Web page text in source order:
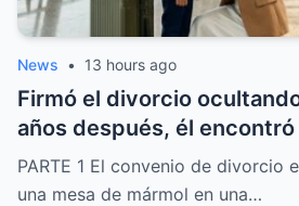
News • 13 hours ago
Firmó el divorcio
años después, él encontró
llamando “papá” a otro
aeropuerto
PARTE 1 El convenio de divorcio
una mesa de mármol en una…